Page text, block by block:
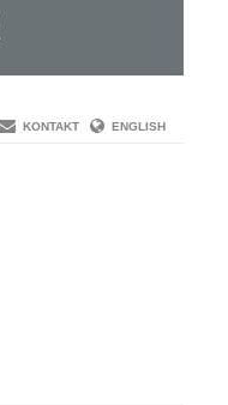
KONTAKT ENGLISH